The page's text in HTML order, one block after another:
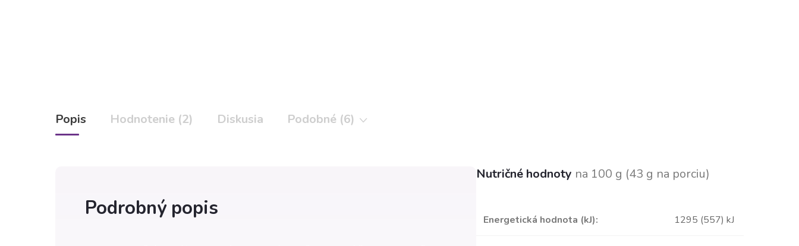
Popis Hodnotenie (2) Diskusia Podobné (6)
Podrobný popis
Nutričné hodnoty na 100 g (43 g na porciu)
Energetická hodnota (kJ): 1295 (557) kJ